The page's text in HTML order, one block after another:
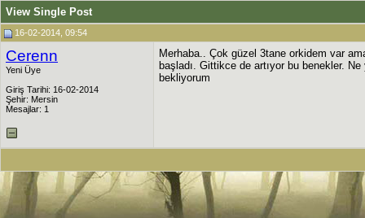
View Single Post
16-02-2014, 09:54
Cerenn
Yeni Üye
Giriş Tarihi: 16-02-2014
Şehir: Mersin
Mesajlar: 1
Merhaba.. Çok güzel 3tane orkidem var
başladı. Gittikce de artıyor bu benekler. Ne
bekliyorum